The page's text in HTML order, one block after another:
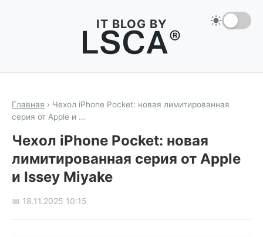
IT BLOG BY
Главная › Чехол iPhone Pocket: новая лимитированная
серия от Apple и …
Чехол iPhone Pocket: новая
лимитированная серия от Apple
и Issey Miyake
📅 18.11.2025 10:15